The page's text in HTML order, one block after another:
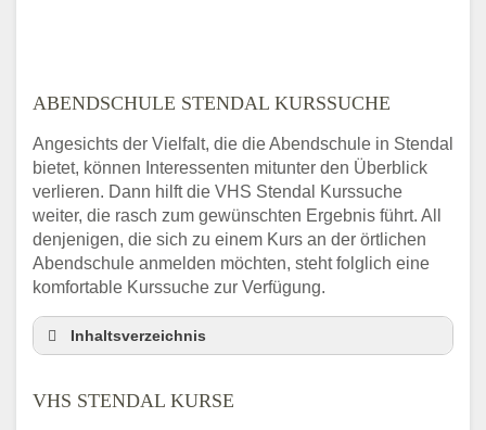
ABENDSCHULE STENDAL KURSSUCHE
Angesichts der Vielfalt, die die Abendschule in Stendal
bietet, können Interessenten mitunter den Überblick
verlieren. Dann hilft die VHS Stendal Kurssuche
weiter, die rasch zum gewünschten Ergebnis führt. All
denjenigen, die sich zu einem Kurs an der örtlichen
Abendschule anmelden möchten, steht folglich eine
komfortable Kurssuche zur Verfügung.
Inhaltsverzeichnis
VHS Stendal Kurse
VHS STENDAL KURSE